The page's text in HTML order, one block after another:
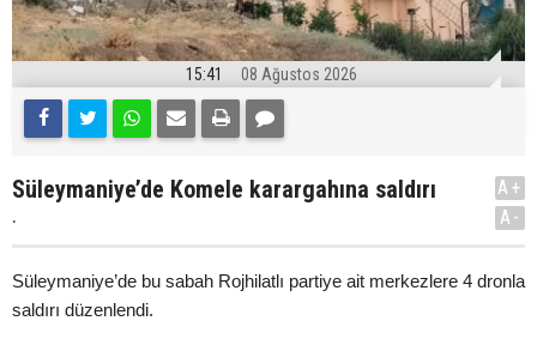
15:41 08 Ağustos 2026
Süleymaniye’de Komele karargahına saldırı
.
A+
A-
Süleymaniye’de bu sabah Rojhilatlı partiye ait merkezlere 4 dronla
saldırı düzenlendi.